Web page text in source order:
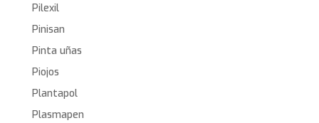
Pilexil
Pinisan
Pinta uñas
Piojos
Plantapol
Plasmapen